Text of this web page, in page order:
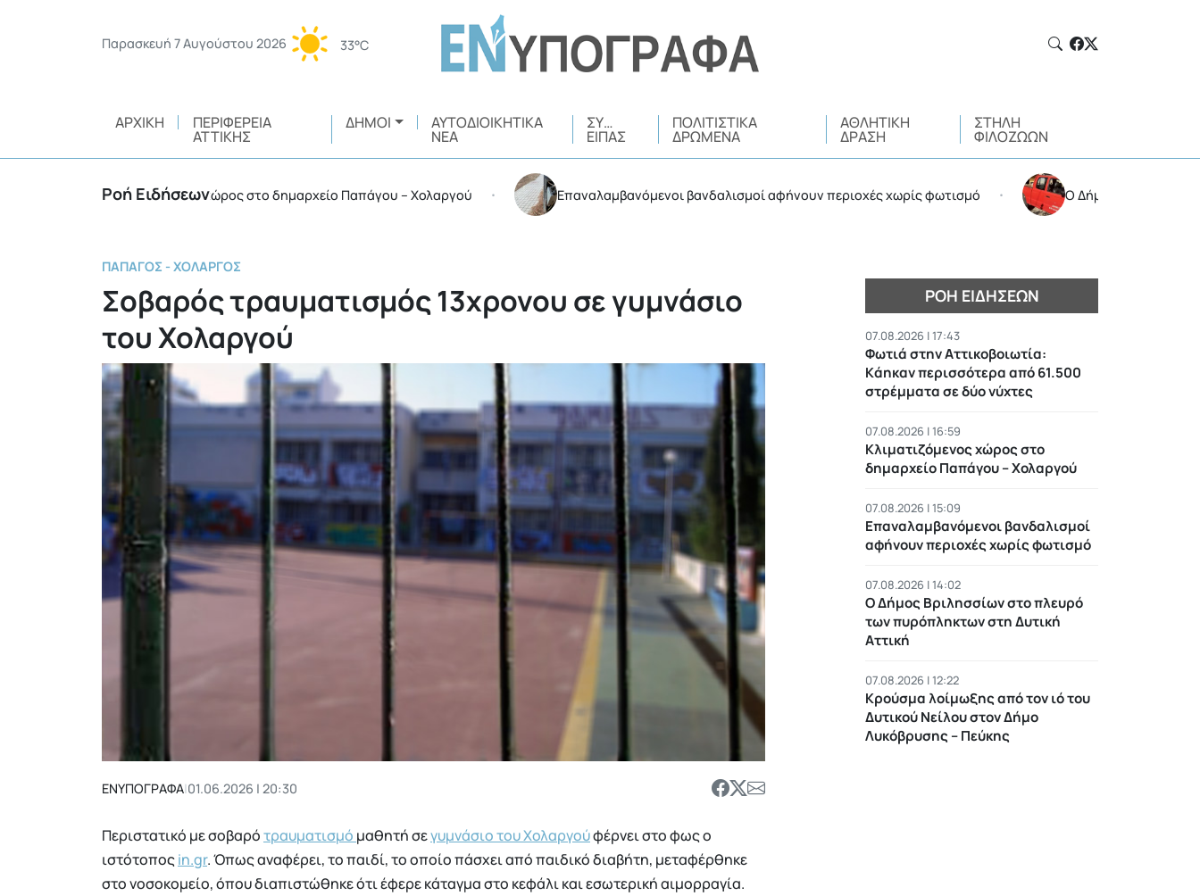
Παρασκευή 7 Αυγούστου 2026 33°C
ΑΡΧΙΚΉ ΠΕΡΙΦΈΡΕΙΑ
ΑΤΤΙΚΉΣ
ΔΉΜΟΙ ΑΥΤΟΔΙΟΙΚΗΤΙΚΆ
ΝΈΑ
ΣΥ…
ΕΊΠΑΣ
ΠΟΛΙΤΙΣΤΙΚΆ
ΔΡΏΜΕΝΑ
ΑΘΛΗΤΙΚΉ
ΔΡΆΣΗ
ΣΤΉΛΗ
ΦΙΛΌΖΩΩΝ
Ροή Ειδήσεων
Κλιματιζόμενος χώρος στο δημαρχείο Παπάγου – Χολαργού • Επαναλαμβανόμενοι βανδαλισμοί αφήνουν περιοχές χωρίς φωτισμό • Ο Δήμος Βριλησσίων στο
ΠΑΠΆΓΟΣ - ΧΟΛΑΡΓΌΣ
Σοβαρός τραυματισμός 13χρονου σε γυμνάσιο
του Χολαργού
ΕΝΥΠΟΓΡΑΦΑ|01.06.2026 | 20:30
Περιστατικό με σοβαρότραυματισμό μαθητή σεγυμνάσιο του Χολαργούφέρνει στο φως ο
ιστότοποςin.gr. Όπως αναφέρει, το παιδί, το οποίο πάσχει από παιδικό διαβήτη, μεταφέρθηκε
στο νοσοκομείο, όπου διαπιστώθηκε ότι έφερε κάταγμα στο κεφάλι και εσωτερική αιμορραγία.
ΡΟΉ ΕΙΔΉΣΕΩΝ
07.08.2026 | 17:43
Φωτιά στην Αττικοβοιωτία:
Kάηκαν περισσότερα από 61.500
στρέμματα σε δύο νύχτες
07.08.2026 | 16:59
Κλιματιζόμενος χώρος στο
δημαρχείο Παπάγου – Χολαργού
07.08.2026 | 15:09
Επαναλαμβανόμενοι βανδαλισμοί
αφήνουν περιοχές χωρίς φωτισμό
07.08.2026 | 14:02
Ο Δήμος Βριλησσίων στο πλευρό
των πυρόπληκτων στη Δυτική
Αττική
07.08.2026 | 12:22
Κρούσμα λοίμωξης από τον ιό του
Δυτικού Νείλου στον Δήμο
Λυκόβρυσης – Πεύκης